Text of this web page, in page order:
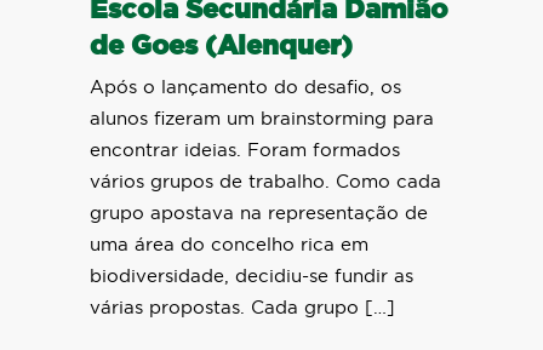
Escola Secundária Damião
de Goes (Alenquer)
Após o lançamento do desafio, os
alunos fizeram um brainstorming para
encontrar ideias. Foram formados
vários grupos de trabalho. Como cada
grupo apostava na representação de
uma área do concelho rica em
biodiversidade, decidiu-se fundir as
várias propostas. Cada grupo […]